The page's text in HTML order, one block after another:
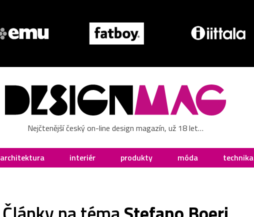
Nejčtenější český on-line design magazín, už 18 let…
architektura interiér produkty móda technika